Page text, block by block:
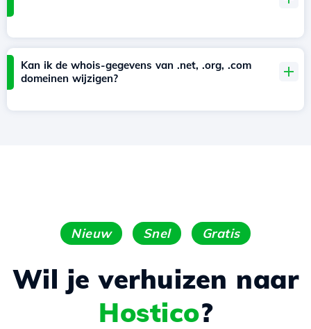
Kan ik de whois-gegevens van .net, .org, .com
domeinen wijzigen?
Nieuw Snel Gratis
Wil je verhuizen naar
Hostico?